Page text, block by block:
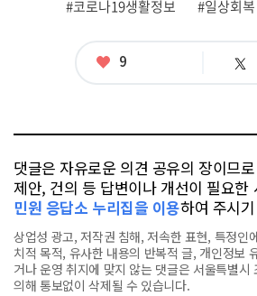
#코로나19생활정보 #일상회복
좋
9 트
댓글은 자유로운 의견 공유의 장이므
제안, 건의 등 답변이나 개선이 필요한
민원 응답소 누리집을 이용하여 주시
상업성 광고, 저작권 침해, 저속한 표현, 특정인
치적 목적, 유사한 내용의 반복적 글, 개인정보
거나 운영 취지에 맞지 않는 댓글은 서울특별시
의해 통보없이 삭제될 수 있습니다.